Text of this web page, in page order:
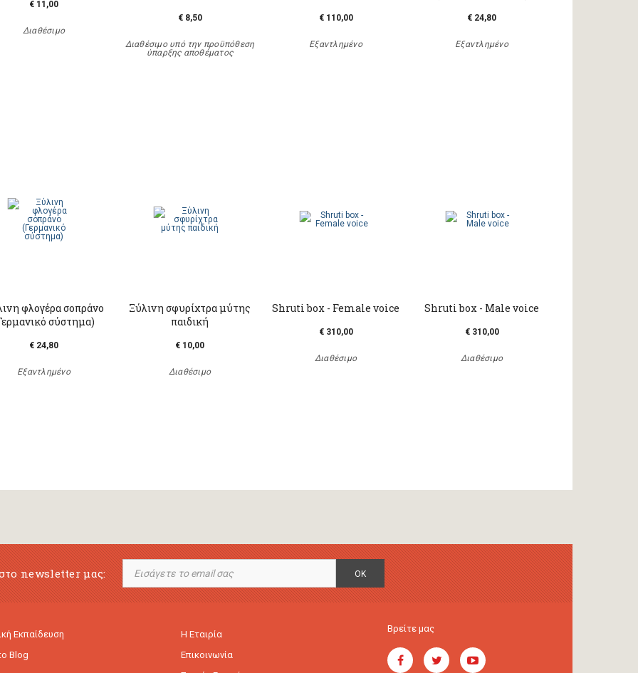
€ 11,00
Διαθέσιμο
€ 8,50
Διαθέσιμο υπό την προϋπόθεση
ύπαρξης αποθέματος
€ 110,00
Εξαντλημένο
€ 24,80
Εξαντλημένο
φλογέρα σοπράνο
σύστημα)
€ 24,80
Εξαντλημένο
Ξύλινη σφυρίχτρα μύτης
παιδική
€ 10,00
Διαθέσιμο
Shruti box - Female voice
€ 310,00
Διαθέσιμο
Shruti box - Male voice
€ 310,00
Διαθέσιμο
newsletter μας: OK
Εκπαίδευση
Blog
Η Εταιρία
Επικοινωνία
Βρείτε μας